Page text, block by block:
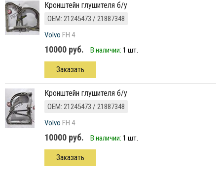
Кронштейн глушителя б/у
ОЕМ: 21245473 / 21887348
Volvo FH 4
10000 руб. В наличии: 1 шт.
Заказать
Кронштейн глушителя б/у
ОЕМ: 21245473 / 21887348
Volvo FH 4
10000 руб. В наличии: 1 шт.
Заказать